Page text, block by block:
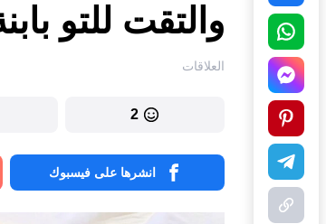
والتقت للتو
العلاقات
2
انشرها على فيسبوك